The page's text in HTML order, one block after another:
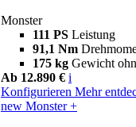
Monster
111 PS Leistung
91,1 Nm
175 kg Gewicht
Ab 12.890 € i
Konfigurieren Mehr
new Monster +